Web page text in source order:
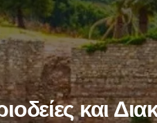
και